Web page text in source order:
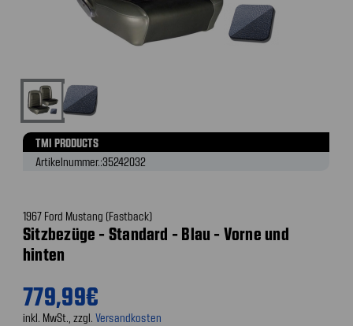
TMI PRODUCTS
Artikelnummer.:35242032
1967 Ford Mustang (Fastback)
Sitzbezüge - Standard - Blau - Vorne und
hinten
779,99€
inkl. MwSt., zzgl. Versandkosten